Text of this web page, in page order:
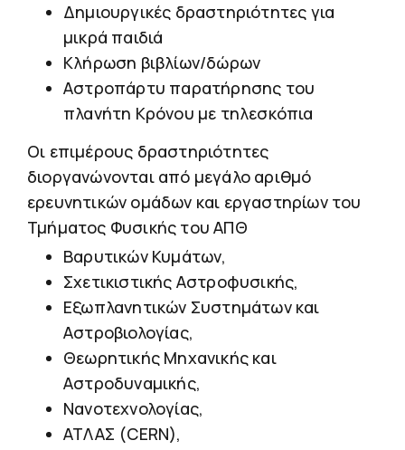
Δημιουργικές δραστηριότητες για
μικρά παιδιά
Κλήρωση βιβλίων/δώρων
Αστροπάρτυ παρατήρησης του
πλανήτη Κρόνου με τηλεσκόπια
Οι επιμέρους δραστηριότητες
διοργανώνονται από μεγάλο αριθμό
ερευνητικών ομάδων και εργαστηρίων του
Τμήματος Φυσικής του ΑΠΘ
Βαρυτικών Κυμάτων,
Σχετικιστικής Αστροφυσικής,
Εξωπλανητικών Συστημάτων και
Αστροβιολογίας,
Θεωρητικής Μηχανικής και
Αστροδυναμικής,
Νανοτεχνολογίας,
ΑΤΛΑΣ (CERN),